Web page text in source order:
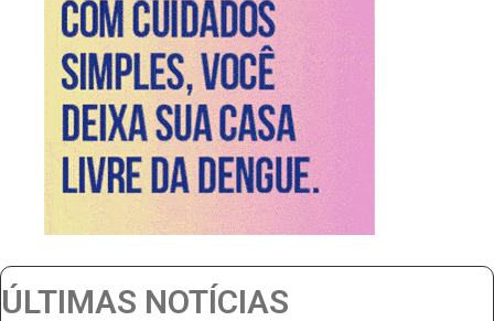
ÚLTIMAS NOTÍCIAS